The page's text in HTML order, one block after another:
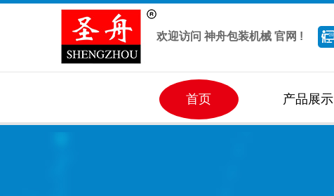
欢迎访问 神舟包装机械 官网 !
首页 产品展示